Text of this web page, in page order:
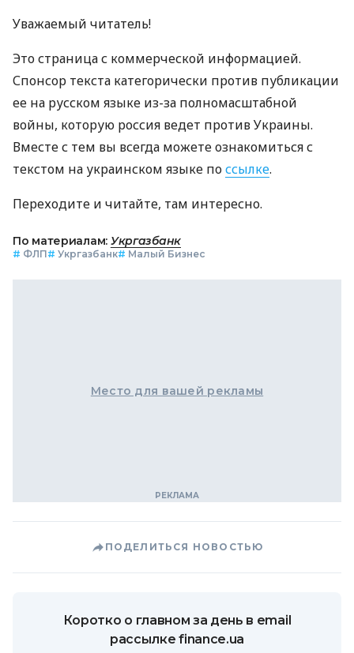
Уважаемый читатель!
Это страница с коммерческой информацией.
Спонсор текста категорически против публикации
ее на русском языке из-за полномасштабной
войны, которую россия ведет против Украины.
Вместе с тем вы всегда можете ознакомиться с
текстом на украинском языке поссылке.
Переходите и читайте, там интересно.
По материалам: Укргазбанк
# ФЛП# Укргазбанк# Малый Бизнес
Место для вашей рекламы
ПОДЕЛИТЬСЯ НОВОСТЬЮ
Коротко о главном за день в email
рассылке finance.ua